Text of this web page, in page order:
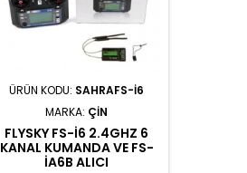
ÜRÜN KODU: SAHRAFS-I6
MARKA: ÇIN
FLYSKY FS-I6 2.4GHZ 6
KANAL KUMANDA VE FS-
IA6B ALICI